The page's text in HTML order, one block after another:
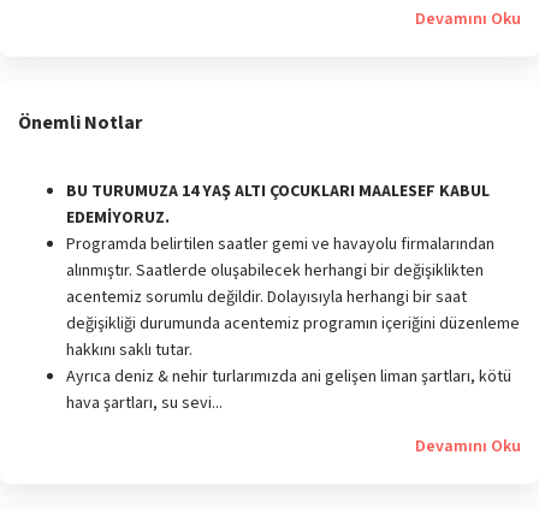
Devamını Oku
Önemli Notlar
BU TURUMUZA 14 YAŞ ALTI ÇOCUKLARI MAALESEF KABUL
EDEMİYORUZ.
Programda belirtilen saatler gemi ve havayolu firmalarından
alınmıştır. Saatlerde oluşabilecek herhangi bir değişiklikten
acentemiz sorumlu değildir. Dolayısıyla herhangi bir saat
değişikliği durumunda acentemiz programın içeriğini düzenleme
hakkını saklı tutar.
Ayrıca deniz & nehir turlarımızda ani gelişen liman şartları, kötü
hava şartları, su sevi...
Devamını Oku